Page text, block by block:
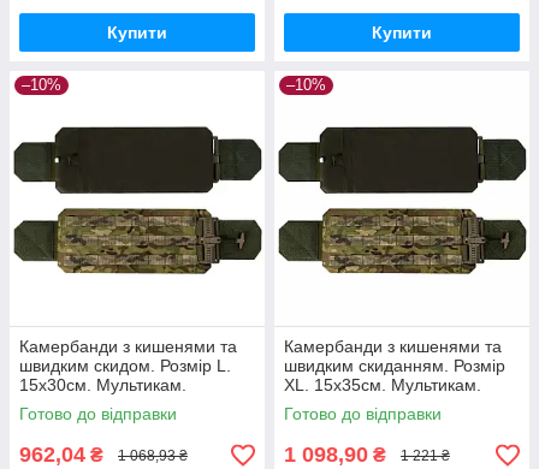
Купити Купити
–10%
Камербанди з кишенями та
швидким скидом. Розмір L.
15х30см. Мультикам.
Комплект з 2 шт.
Готово до відправки
962,04 ₴ 1 068,93 ₴
–10%
Камербанди з кишенями та
швидким скиданням. Розмір
XL. 15х35см. Мультикам.
Комплект з 2 шт.
Готово до відправки
1 098,90 ₴ 1 221 ₴